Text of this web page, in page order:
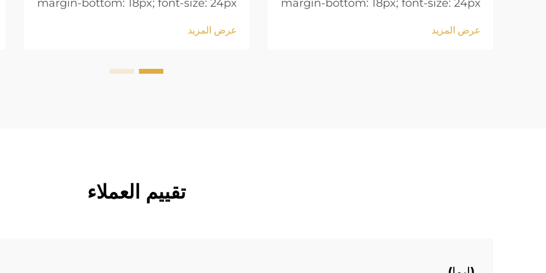
margin-bottom: 18px; font-size: 24px
height: normal; } .blog-content h3 {
عرض المزيد
margin-bottom: 18px; font-size: 24px
height: normal; } .blog-content h3 {
18px; font-size: 20px !important;
عرض المزيد
تقييم العملاء